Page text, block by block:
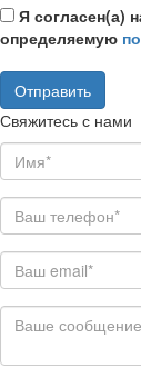
Я согласен(а)
определяемую
Свяжитесь с нами